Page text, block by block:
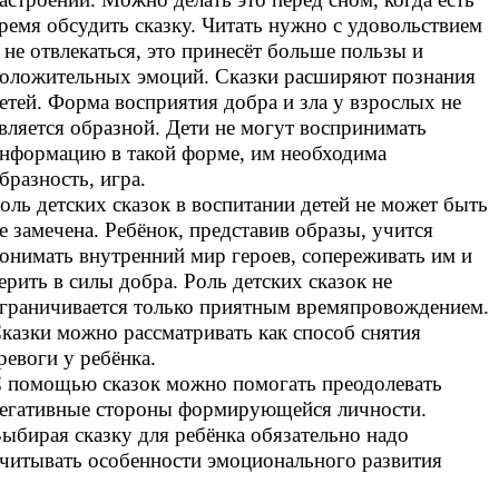
обсудить сказку. Читать нужно с удовольствием
отвлекаться, это принесёт больше пользы и
эмоций. Сказки расширяют познания
Форма восприятия добра и зла у взрослых не
образной. Дети не могут воспринимать
в такой форме, им необходима
игра.
детских сказок в воспитании детей не может быть
замечена. Ребёнок, представив образы, учится
внутренний мир героев, сопереживать им и
в силы добра. Роль детских сказок не
только приятным времяпровождением.
можно рассматривать как способ снятия
у ребёнка.
помощью сказок можно помогать преодолевать
стороны формирующейся личности.
сказку для ребёнка обязательно надо
особенности эмоционального развития